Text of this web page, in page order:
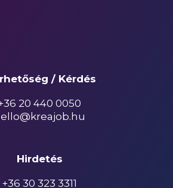
/ Kérdés
20 440 0050
Hirdetés
+36 30 323 3311